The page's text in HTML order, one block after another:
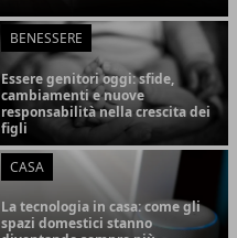
BENESSERE
Essere genitori oggi: sfide,
cambiamenti e nuove
responsabilità nella crescita dei
figli
CASA
La tecnologia in casa: come gli
spazi domestici stanno